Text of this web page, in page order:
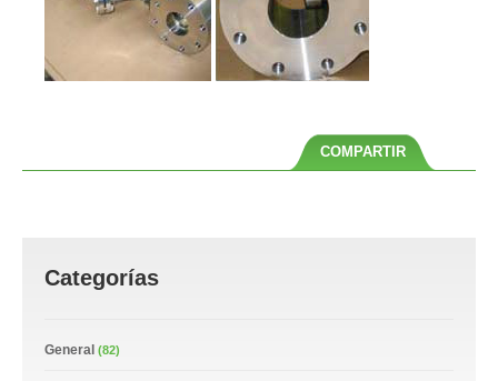
COMPARTIR
Categorías
General (82)